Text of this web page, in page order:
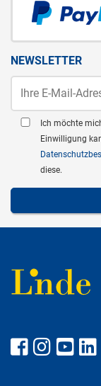
NEWSLETTER
Ich möchte
Einwilligung
diese.